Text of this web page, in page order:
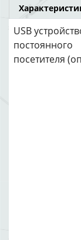
USB
постоянного
посетителя